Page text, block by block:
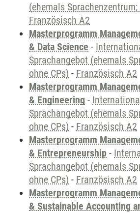
(ehemals Sprachenzentrum;
Französisch A2
Masterprogramm
& Data Science -
Sprachangebot (ehemals
ohne CPs) - Französisch A2
Masterprogramm
& Engineering -
Sprachangebot (ehemals
ohne CPs) - Französisch A2
Masterprogramm
& Entrepreneurship -
Sprachangebot (ehemals
ohne CPs) - Französisch A2
Masterprogramm
& Sustainable Accounting